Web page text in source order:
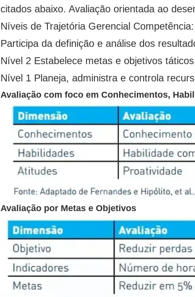
citados abaixo. Avaliação orientada ao
Níveis de Trajetória Gerencial
Participa da definição e análise dos
Nível 2 Estabelece metas e objetivos
Nível 1 Planeja, administra e controla
Avaliação com foco em Conhecimentos,
Avaliação por Metas e Objetivos